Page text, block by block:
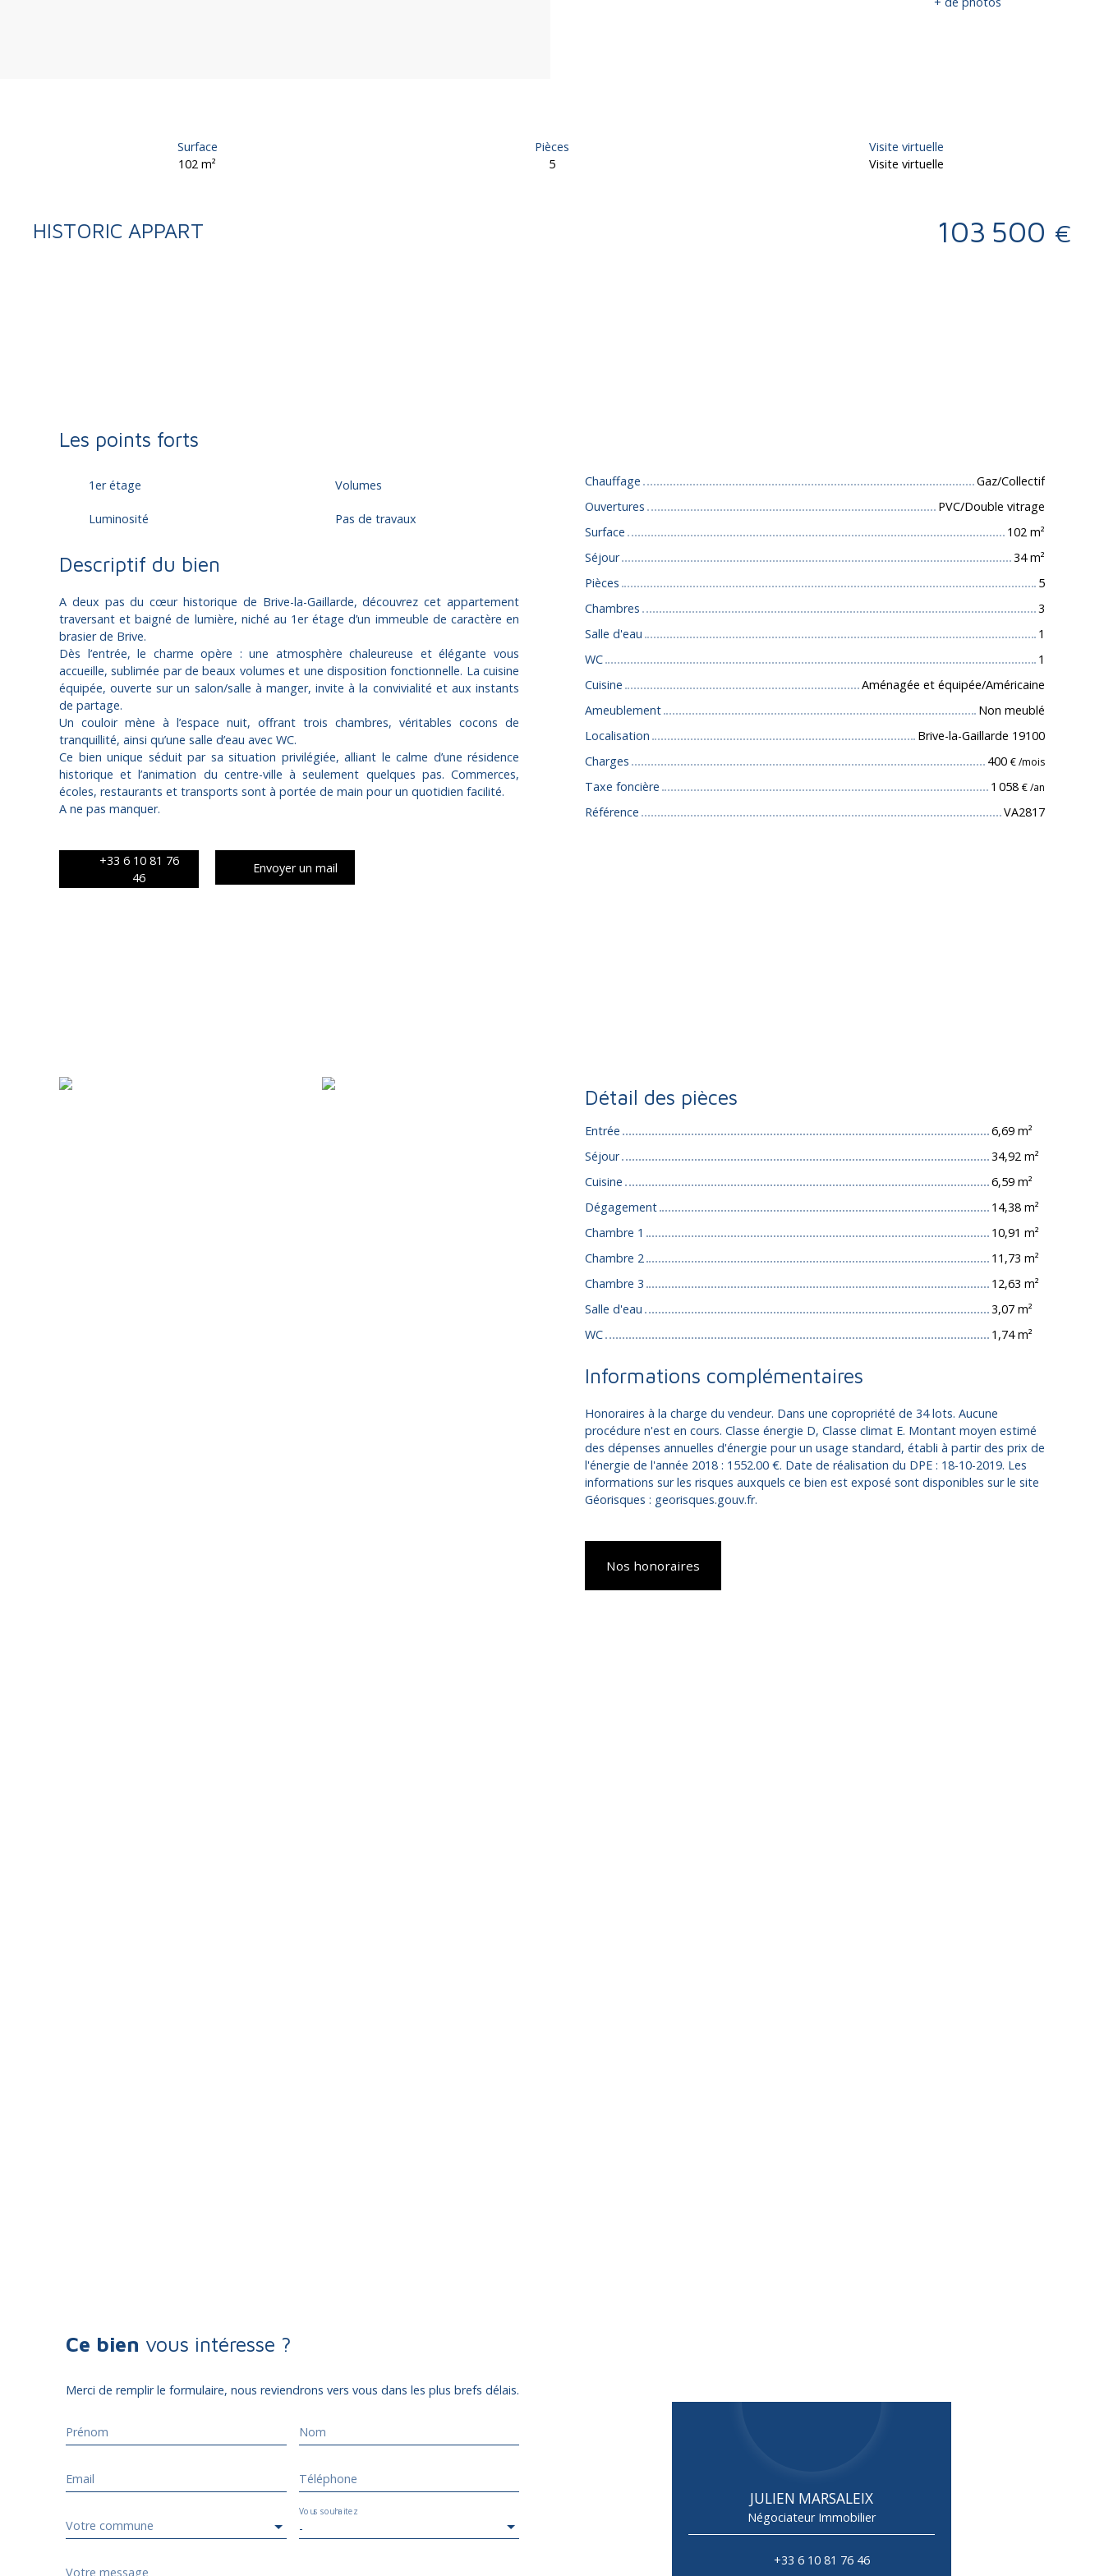
Surface
102m²
Pièces
5
Visite virtuelle
Visite virtuelle
HISTORIC APPART 103 500 €
Les points forts
1er étage Volumes
Luminosité Pas de travaux
Descriptif du bien
A deux pas du cœur historique de Brive-la-Gaillarde, découvrez cet appartement
traversant et baigné de lumière, niché au 1er étage d’un immeuble de caractère en
brasier de Brive.
Dès l’entrée, le charme opère : une atmosphère chaleureuse et élégante vous
accueille, sublimée par de beaux volumes et une disposition fonctionnelle. La cuisine
équipée, ouverte sur un salon/salle à manger, invite à la convivialité et aux instants
de partage.
Un couloir mène à l’espace nuit, offrant trois chambres, véritables cocons de
tranquillité, ainsi qu’une salle d’eau avec WC.
Ce bien unique séduit par sa situation privilégiée, alliant le calme d’une résidence
historique et l’animation du centre-ville à seulement quelques pas. Commerces,
écoles, restaurants et transports sont à portée de main pour un quotidien facilité.
A ne pas manquer.
+33 6 10 81 76
46
Envoyer un mail
Chauffage
Gaz/Collectif
Ouvertures
PVC/Double vitrage
Surface
102 m²
Séjour
34m²
Pièces
5
Chambres
3
Salle d'eau
1
WC
1
Cuisine
Aménagée et équipée/Américaine
Ameublement
Non meublé
Localisation
Brive-la-Gaillarde 19100
Charges
400 € /mois
Taxe foncière 1 058 € /an
Référence VA2817
Détail des pièces
Entrée
6,69 m²
Séjour
34,92 m²
Cuisine
6,59 m²
Dégagement
14,38 m²
Chambre 1
10,91 m²
Chambre 2
11,73 m²
Chambre 3
12,63 m²
Salle d'eau
3,07 m²
WC
1,74 m²
Informations complémentaires
Honoraires à la charge du vendeur. Dans une copropriété de 34 lots. Aucune
procédure n'est en cours. Classe énergie D, Classe climat E. Montant moyen estimé
des dépenses annuelles d'énergie pour un usage standard, établi à partir des prix de
l'énergie de l'année 2018 : 1552.00 €. Date de réalisation du DPE : 18-10-2019. Les
informations sur les risques auxquels ce bien est exposé sont disponibles sur le site
Géorisques : georisques.gouv.fr.
Nos honoraires
Ce bien vous intéresse ?
Merci de remplir le formulaire, nous reviendrons vers vous dans les plus brefs délais.
Prénom Nom
Email Téléphone
Votre commune -
Vous souhaitez
Votre message
JULIEN MARSALEIX
Négociateur Immobilier
+33 6 10 81 76 46